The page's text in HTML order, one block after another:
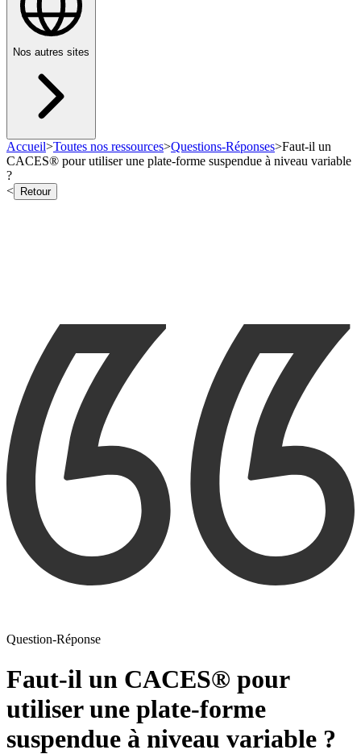
Nos autres sites
Accueil>Toutes nos ressources>Questions-Réponses>Faut-il un
CACES® pour utiliser une plate-forme suspendue à niveau variable
?
<
Retour
Question-Réponse
Faut-il un CACES® pour
utiliser une plate-forme
suspendue à niveau variable ?